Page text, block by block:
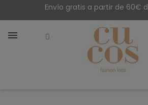
Envío gratis a partir de 60€